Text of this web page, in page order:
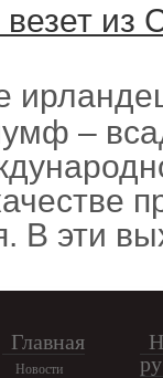
из
–
В эти
Главная
Новости